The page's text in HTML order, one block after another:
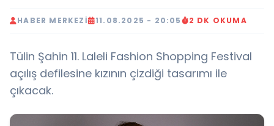
HABER MERKEZI 11.08.2025 - 20:05 2 DK OKUMA
Tülin Şahin 11. Laleli Fashion Shopping Festival
açılış defilesine kızının çizdiği tasarımı ile
çıkacak.